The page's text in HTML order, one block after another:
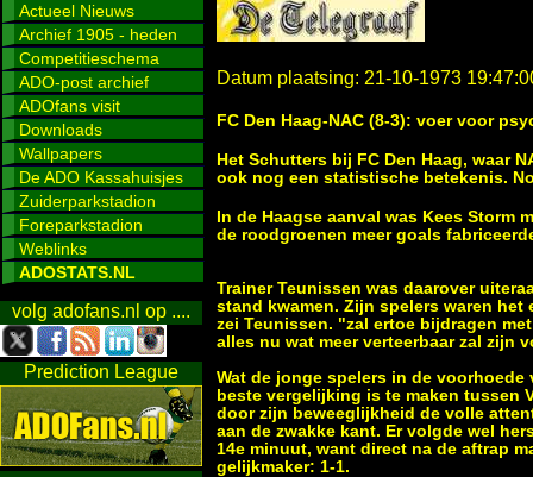
Actueel Nieuws
Archief 1905 - heden
Competitieschema
ADO-post archief
ADOfans visit
Downloads
Wallpapers
De ADO Kassahuisjes
Zuiderparkstadion
Foreparkstadion
Weblinks
ADOSTATS.NL
volg adofans.nl op ....
Prediction League
Datum plaatsing: 21-10-1973
FC Den Haag-NAC (8-3): voer voor
Het Schutters bij FC Den Haag, waar
ook nog een statistische betekenis.
In de Haagse aanval was Kees
de roodgroenen meer goals
Trainer Teunissen was daarover
stand kwamen. Zijn spelers waren
zei Teunissen. "zal ertoe bijdragen
alles nu wat meer verteerbaar zal zijn
Wat de jonge spelers in de voorhoede
beste vergelijking is te maken tussen
door zijn beweeglijkheid de volle
aan de zwakke kant. Er volgde wel
14e minuut, want direct na de aftrap
gelijkmaker: 1-1.